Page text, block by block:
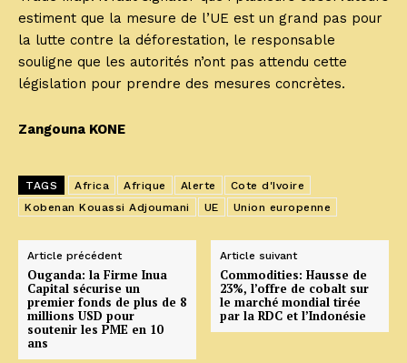
estiment que la mesure de l’UE est un grand pas pour
la lutte contre la déforestation, le responsable
souligne que les autorités n’ont pas attendu cette
législation pour prendre des mesures concrètes.
Zangouna KONE
TAGS Africa Afrique Alerte
Cote d'Ivoire
Kobenan Kouassi Adjoumani
UE Union europenne
Article précédent
Ouganda: la Firme Inua
Capital sécurise un
premier fonds de plus de 8
millions USD pour
soutenir les PME en 10
ans
Article suivant
Commodities: Hausse de
23%, l’offre de cobalt sur
le marché mondial tirée
par la RDC et l’Indonésie